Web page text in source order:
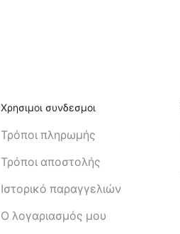
Χρησιμοι συνδεσμοι
Τρόποι πληρωμής
Τρόποι αποστολής
Ιστορικό παραγγελιών
Ο λογαριασμός μου